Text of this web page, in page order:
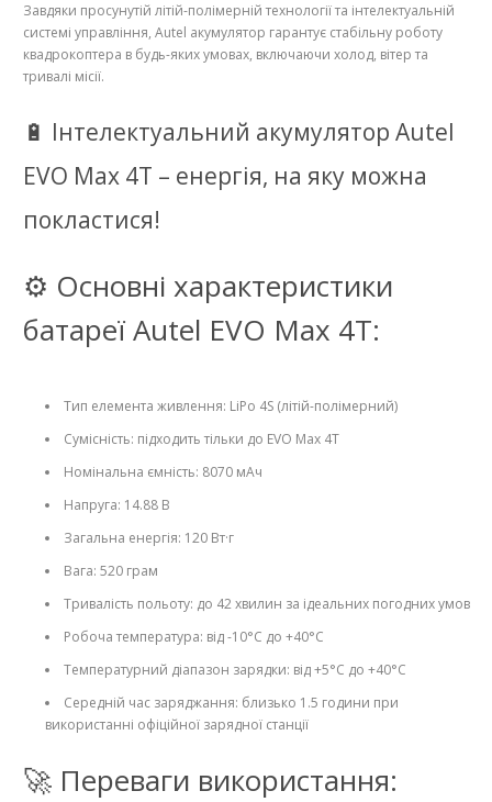
Завдяки просунутій літій-полімерній технології та інтелектуальній
системі управління, Autel акумулятор гарантує стабільну роботу
квадрокоптера в будь-яких умовах, включаючи холод, вітер та
тривалі місії.
🔋 Інтелектуальний акумулятор Autel
EVO Max 4T – енергія, на яку можна
покластися!
⚙️ Основні характеристики
батареї Autel EVO Max 4T:
Тип елемента живлення: LiPo 4S (літій-полімерний)
Сумісність: підходить тільки до EVO Max 4T
Номінальна ємність: 8070 мАч
Напруга: 14.88 В
Загальна енергія: 120 Вт·г
Вага: 520 грам
Тривалість польоту: до 42 хвилин за ідеальних погодних умов
Робоча температура: від -10°C до +40°C
Температурний діапазон зарядки: від +5°C до +40°C
Середній час заряджання: близько 1.5 години при
використанні офіційної зарядної станції
🚀 Переваги використання: